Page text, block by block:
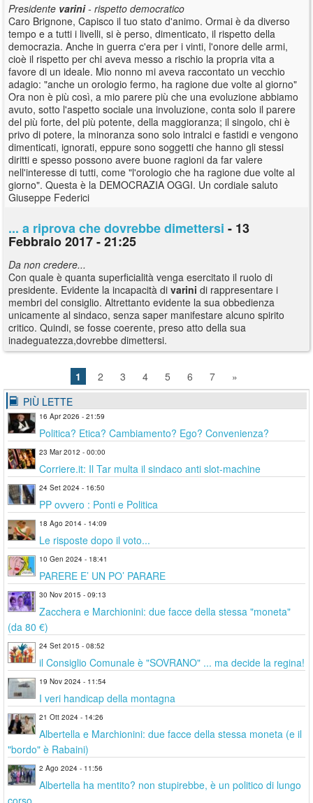
Presidente varini- rispetto democratico
Caro Brignone, Capisco il tuo stato d'animo. Ormai è da diverso
tempo e a tutti i livelli, si è perso, dimenticato, il rispetto della
democrazia. Anche in guerra c'era per i vinti, l'onore delle armi,
cioè il rispetto per chi aveva messo a rischio la propria vita a
favore di un ideale. Mio nonno mi aveva raccontato un vecchio
adagio: "anche un orologio fermo, ha ragione due volte al giorno"
Ora non è più così, a mio parere più che una evoluzione abbiamo
avuto, sotto l'aspetto sociale una involuzione, conta solo il parere
del più forte, del più potente, della maggioranza; il singolo, chi è
privo di potere, la minoranza sono solo intralci e fastidi e vengono
dimenticati, ignorati, eppure sono soggetti che hanno gli stessi
diritti e spesso possono avere buone ragioni da far valere
nell'interesse di tutti, come "l'orologio che ha ragione due volte al
giorno". Questa è la DEMOCRAZIA OGGI. Un cordiale saluto
Giuseppe Federici
... a riprova che dovrebbe dimettersi - 13
Febbraio 2017 - 21:25
Da non credere...
Con quale è quanta superficialità venga esercitato il ruolo di
presidente. Evidente la incapacità di varini di rappresentare i
membri del consiglio. Altrettanto evidente la sua obbedienza
unicamente al sindaco, senza saper manifestare alcuno spirito
critico. Quindi, se fosse coerente, preso atto della sua
inadeguatezza,dovrebbe dimettersi.
1 2 3 4 5 6 7
»
PIÙ LETTE
16 Apr 2026 - 21:59
Politica? Etica? Cambiamento? Ego? Convenienza?
23 Mar 2012 - 00:00
Corriere.it: Il Tar multa il sindaco anti slot-machine
24 Set 2024 - 16:50
PP ovvero : Ponti e Politica
18 Ago 2014 - 14:09
Le risposte dopo il voto...
10 Gen 2024 - 18:41
PARERE E’ UN PO’ PARARE
30 Nov 2015 - 09:13
Zacchera e Marchionini: due facce della stessa "moneta"
(da 80 €)
24 Set 2015 - 08:52
il Consiglio Comunale è "SOVRANO" ... ma decide la regina!
19 Nov 2024 - 11:54
I veri handicap della montagna
21 Ott 2024 - 14:26
Albertella e Marchionini: due facce della stessa moneta (e il
"bordo" è Rabaini)
2 Ago 2024 - 11:56
Albertella ha mentito? non stupirebbe, è un politico di lungo
corso.